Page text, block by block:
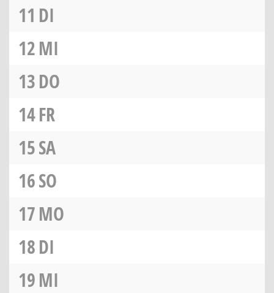
11 DI
12MI
13DO
14FR
15SA
16SO
17MO
18DI
19MI